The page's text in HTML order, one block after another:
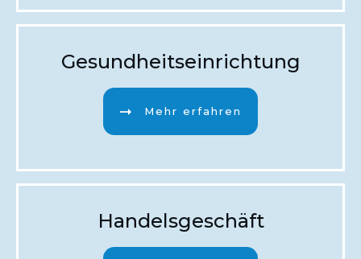
Gesundheitseinrichtung
Mehr erfahren
Handelsgeschäft